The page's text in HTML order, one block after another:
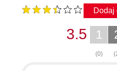
Dodaj
1
(0)
3.5